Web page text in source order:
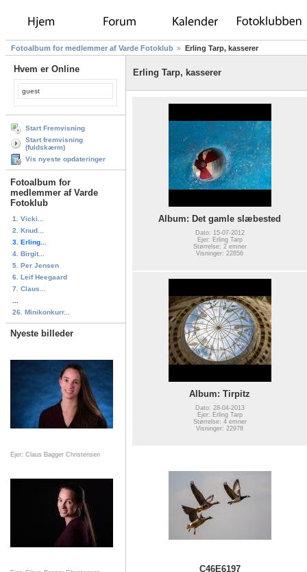
Fotoalbum for medlemmer af Varde Fotoklub Erling Tarp, kasserer
Hvem er Online
guest
Start Fremvisning
Start fremvisning
(fuldskærm)
Vis nyeste opdateringer
Fotoalbum for
medlemmer af Varde
Fotoklub
1. Vicki...
2. Knud...
3. Erling...
4. Birgit...
5. Per Jensen
6. Leif Heegaard
7. Claus...
26. Minikonkurr...
Nyeste billeder
Ejer: Claus Bagger Christensen
Erling Tarp, kasserer
Album: Det gamle slæbested
Dato: 15-07-2012
Ejer: Erling Tarp
Størrelse: 2 emner
Visninger: 22856
Album: Tirpitz
Dato: 28-04-2013
Ejer: Erling Tarp
Størrelse: 4 emner
Visninger: 22978
C46E6197